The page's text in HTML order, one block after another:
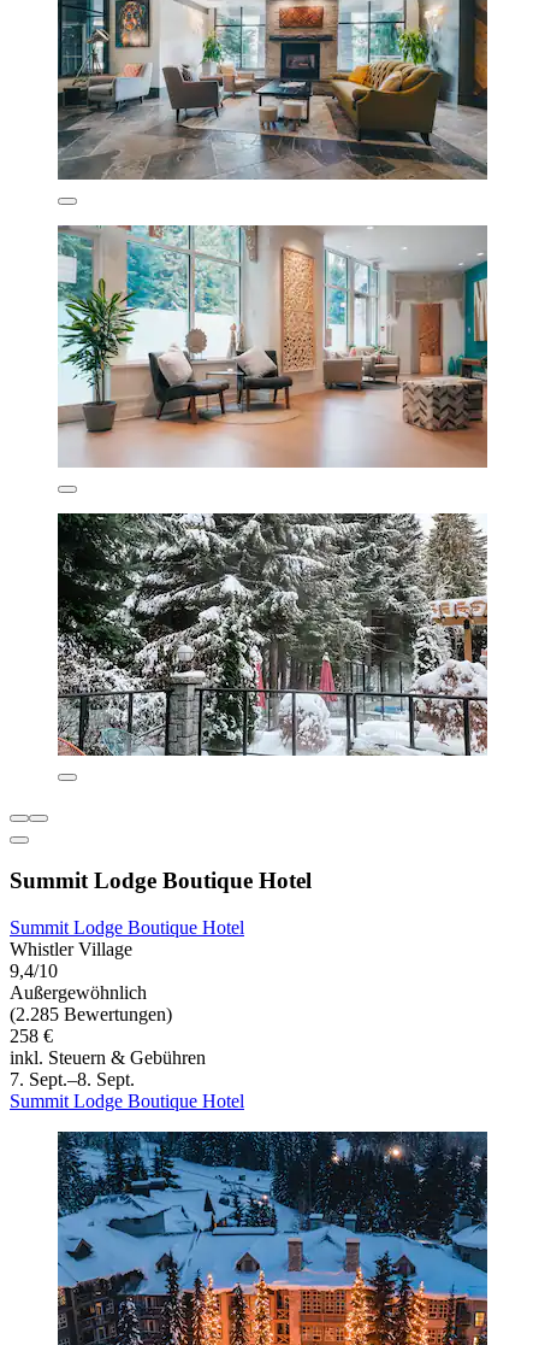
Summit Lodge Boutique Hotel
Summit Lodge Boutique Hotel
Whistler Village
9,4/10
Außergewöhnlich
(2.285 Bewertungen)
258 €
inkl. Steuern & Gebühren
7. Sept.–8. Sept.
Summit Lodge Boutique Hotel